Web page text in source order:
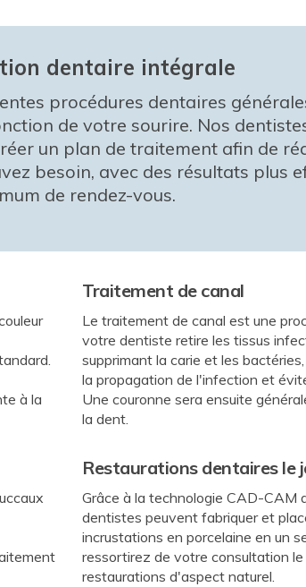
dentaire intégrale
procédures dentaires
de votre sourire. Nos
un plan de traitement afin de
besoin, avec des résultats plus
de rendez-vous.
à la
Traitement de canal
Le traitement de canal est une
votre dentiste retire les tissus
supprimant la carie et les
la propagation de l'infection et
Une couronne sera ensuite
la dent.
Restaurations dentaires le
Grâce à la technologie CAD-CAM
dentistes peuvent fabriquer et
incrustations en porcelaine en un
ressortirez de votre consultation
restaurations d'aspect naturel.